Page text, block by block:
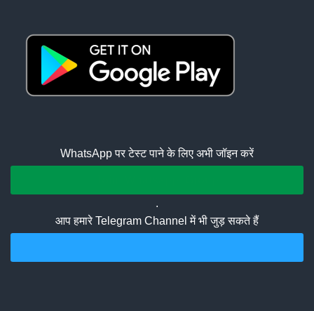
WhatsApp पर टेस्ट पाने के लिए अभी जॉइन करें
.
आप हमारे Telegram Channel में भी जुड़ सकते हैं